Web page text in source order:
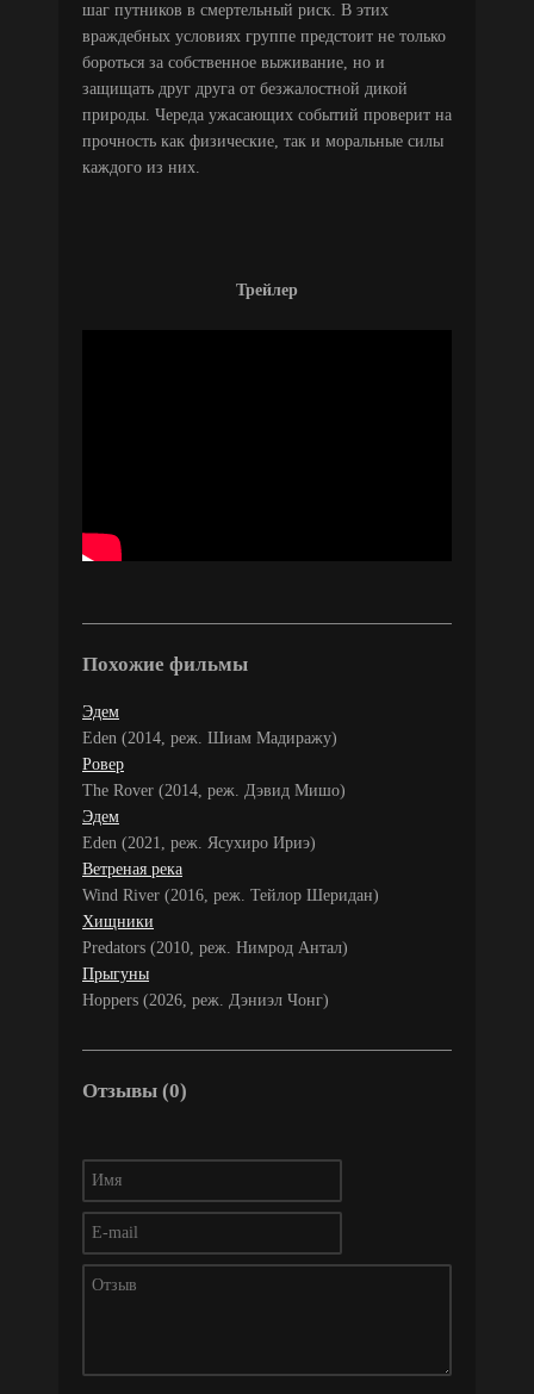
шаг путников в смертельный риск. В этих
враждебных условиях группе предстоит не только
бороться за собственное выживание, но и
защищать друг друга от безжалостной дикой
природы. Череда ужасающих событий проверит на
прочность как физические, так и моральные силы
каждого из них.
Трейлер
Похожие фильмы
Эдем
Eden (2014, реж. Шиам Мадиражу)
Ровер
The Rover (2014, реж. Дэвид Мишо)
Эдем
Eden (2021, реж. Ясухиро Ириэ)
Ветреная река
Wind River (2016, реж. Тейлор Шеридан)
Хищники
Predators (2010, реж. Нимрод Антал)
Прыгуны
Hoppers (2026, реж. Дэниэл Чонг)
Отзывы (0)